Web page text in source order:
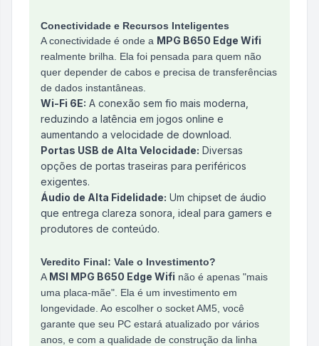
Conectividade e Recursos Inteligentes
A conectividade é onde a MPG B650 Edge Wifi
realmente brilha. Ela foi pensada para quem não
quer depender de cabos e precisa de transferências
de dados instantâneas.
Wi-Fi 6E: A conexão sem fio mais moderna,
reduzindo a latência em jogos online e
aumentando a velocidade de download.
Portas USB de Alta Velocidade: Diversas
opções de portas traseiras para periféricos
exigentes.
Áudio de Alta Fidelidade: Um chipset de áudio
que entrega clareza sonora, ideal para gamers e
produtores de conteúdo.
Veredito Final: Vale o Investimento?
A MSI MPG B650 Edge Wifi não é apenas "mais
uma placa-mãe". Ela é um investimento em
longevidade. Ao escolher o socket AM5, você
garante que seu PC estará atualizado por vários
anos, e com a qualidade de construção da linha